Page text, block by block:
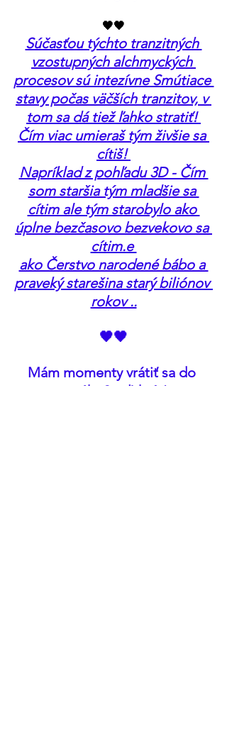
🖤🖤
Súčasťou týchto tranzitných
vzostupných alchmyckých
procesov sú intezívne Smútiace
stavy počas väčších tranzitov, v
tom sa dá tiež ľahko stratiť!
Čím viac umieraš tým živšie sa
cítiš!
Napríklad z pohľadu 3D - Čím
som staršia tým mladšie sa
cítim ale tým starobylo ako
úplne bezčasovo bezvekovo sa
cítim.e
ako Čerstvo narodené bábo a
praveký starešina starý biliónov
rokov ..
🖤🖤
Mám momenty vrátiť sa do
starého? veľakrát!